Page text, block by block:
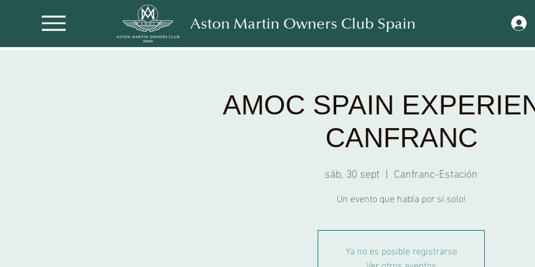
Aston Martin Owners Club Spain
AMOC SPAIN
CANFRANC
sáb, 30 sept
  |
Canfranc-Estación
Un evento que habla por sí solo!
Ya no es posible registrarse